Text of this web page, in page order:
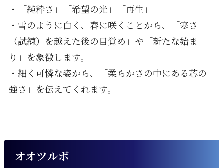
・「純粋さ」「希望の光」「再生」
・雪のように白く、春に咲くことから、「寒さ
（試練）を越えた後の目覚め」や「新たな始ま
り」を象徴します。
・細く可憐な姿から、「柔らかさの中にある芯の
強さ」を伝えてくれます。
オオツルボ